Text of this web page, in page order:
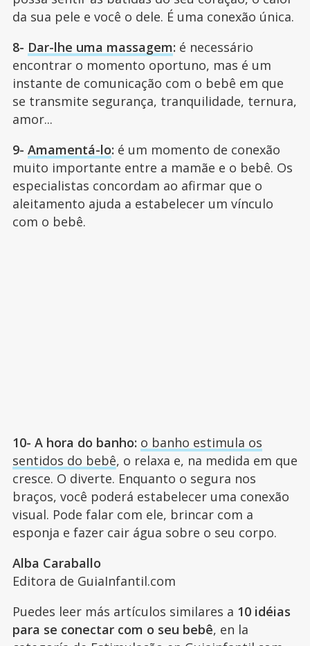
da sua pele e você o dele. É uma conexão única.
8- Dar-lhe uma massagem: é necessário
encontrar o momento oportuno, mas é um
instante de comunicação com o bebê em que
se transmite segurança, tranquilidade, ternura,
amor...
9- Amamentá-lo: é um momento de conexão
muito importante entre a mamãe e o bebê. Os
especialistas concordam ao afirmar que o
aleitamento ajuda a estabelecer um vínculo
com o bebê.
10- A hora do banho: o banho estimula os
sentidos do bebê, o relaxa e, na medida em que
cresce. O diverte. Enquanto o segura nos
braços, você poderá estabelecer uma conexão
visual. Pode falar com ele, brincar com a
esponja e fazer cair água sobre o seu corpo.
Alba Caraballo
Editora de GuiaInfantil.com
Puedes leer más artículos similares a 10 idéias
para se conectar com o seu bebê, en la